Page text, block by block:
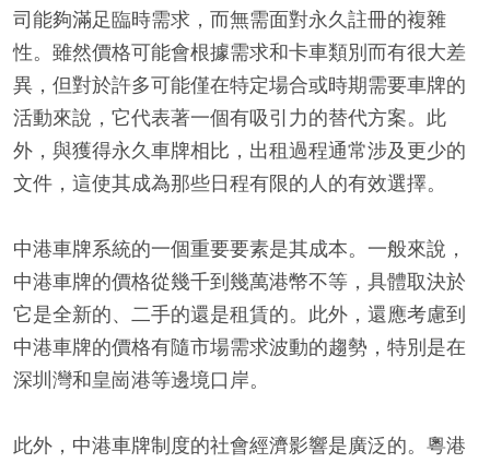
司能夠滿足臨時需求，而無需面對永久註冊的複雜
性。雖然價格可能會根據需求和卡車類別而有很大差
異，但對於許多可能僅在特定場合或時期需要車牌的
活動來說，它代表著一個有吸引力的替代方案。此
外，與獲得永久車牌相比，出租過程通常涉及更少的
文件，這使其成為那些日程有限的人的有效選擇。
中港車牌系統的一個重要要素是其成本。一般來說，
中港車牌的價格從幾千到幾萬港幣不等，具體取決於
它是全新的、二手的還是租賃的。此外，還應考慮到
中港車牌的價格有隨市場需求波動的趨勢，特別是在
深圳灣和皇崗港等邊境口岸。
此外，中港車牌制度的社會經濟影響是廣泛的。粵港